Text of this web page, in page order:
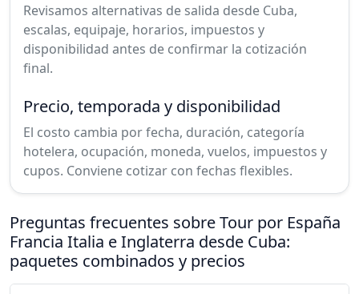
Revisamos alternativas de salida desde Cuba,
escalas, equipaje, horarios, impuestos y
disponibilidad antes de confirmar la cotización
final.
Precio, temporada y disponibilidad
El costo cambia por fecha, duración, categoría
hotelera, ocupación, moneda, vuelos, impuestos y
cupos. Conviene cotizar con fechas flexibles.
Preguntas frecuentes sobre Tour por España
Francia Italia e Inglaterra desde Cuba:
paquetes combinados y precios